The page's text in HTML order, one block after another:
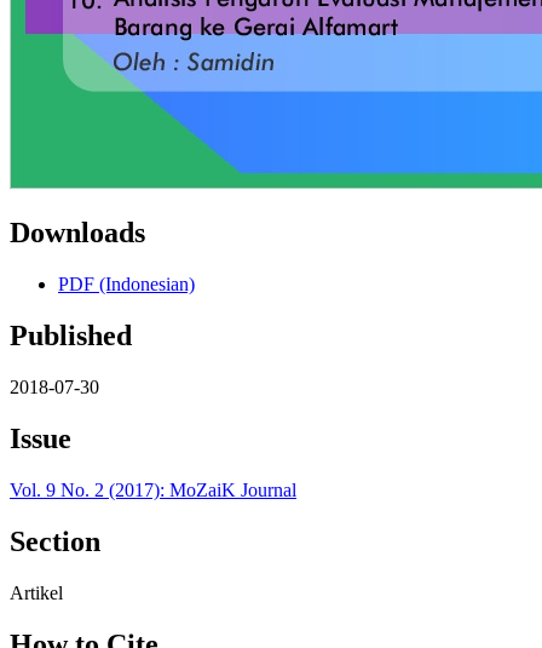
Downloads
PDF (Indonesian)
Published
2018-07-30
Issue
Vol. 9 No. 2 (2017): MoZaiK Journal
Section
Artikel